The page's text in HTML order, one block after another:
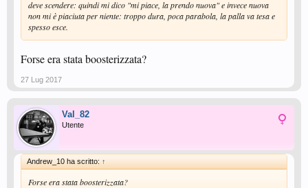
deve scendere: quindi mi dico "mi piace, la prendo nuova" e invece nuova
non mi è piaciuta per niente: troppo dura, poca parabola, la palla va tesa e
spesso esce.
Forse era stata boosterizzata?
27 Lug 2017
Val_82
Utente
Andrew_10 ha scritto: ↑
Forse era stata boosterizzata?